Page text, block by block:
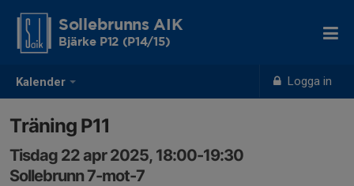
Kalender Logga in
Sollebrunns AIK
Bjärke P12 (P14/15)
Träning P11
Tisdag 22 apr 2025, 18:00-19:30
Sollebrunn 7-mot-7